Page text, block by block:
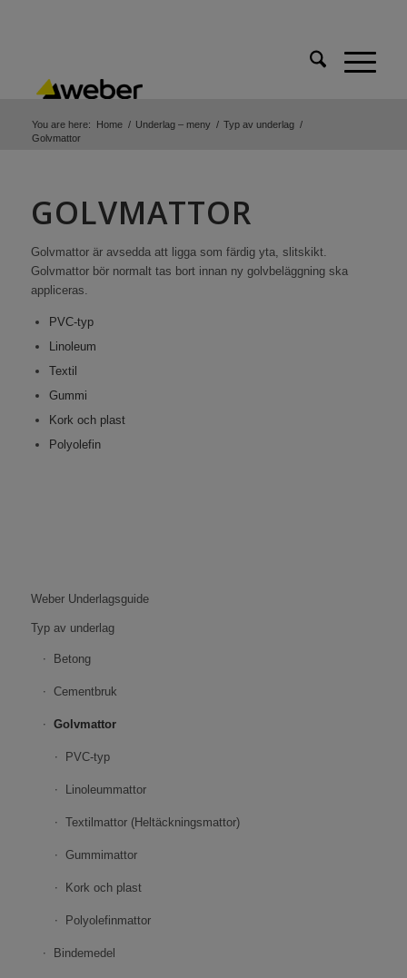
You are here: Home / Underlag – meny / Typ av underlag /
Golvmattor
GOLVMATTOR
Golvmattor är avsedda att ligga som färdig yta, slitskikt.
Golvmattor bör normalt tas bort innan ny golvbeläggning ska
appliceras.
PVC-typ
Linoleum
Textil
Gummi
Kork och plast
Polyolefin
Weber Underlagsguide
Typ av underlag
Betong
Cementbruk
Golvmattor
PVC-typ
Linoleummattor
Textilmattor (Heltäckningsmattor)
Gummimattor
Kork och plast
Polyolefinmattor
Bindemedel